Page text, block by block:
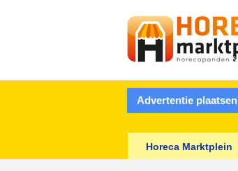
Advertentie plaatsen
Horeca Marktplein